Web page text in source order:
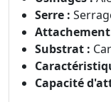
Serre :
Substrat :
Capacité